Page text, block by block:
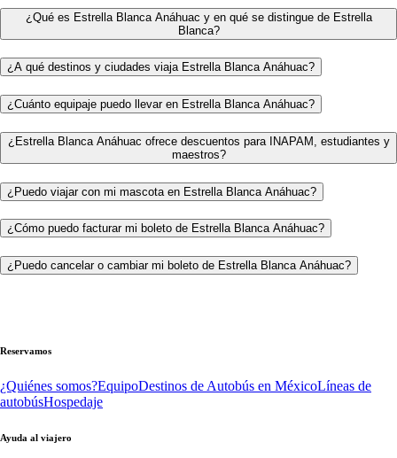
¿Qué es Estrella Blanca Anáhuac y en qué se distingue de Estrella
Blanca?
¿A qué destinos y ciudades viaja Estrella Blanca Anáhuac?
¿Cuánto equipaje puedo llevar en Estrella Blanca Anáhuac?
¿Estrella Blanca Anáhuac ofrece descuentos para INAPAM, estudiantes y
maestros?
¿Puedo viajar con mi mascota en Estrella Blanca Anáhuac?
¿Cómo puedo facturar mi boleto de Estrella Blanca Anáhuac?
¿Puedo cancelar o cambiar mi boleto de Estrella Blanca Anáhuac?
Reservamos
¿Quiénes somos?EquipoDestinos de Autobús en MéxicoLíneas de
autobúsHospedaje
Ayuda al viajero